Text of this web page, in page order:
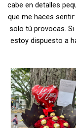
cabe en detalles
que me haces
solo tú provocas.
estoy dispuesto a